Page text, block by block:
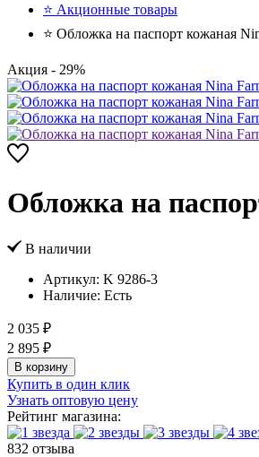
⭐ Акционные товары
⭐ Обложка на паспорт кожаная
Акция - 29%
Обложка на
В наличии
Артикул: K 9286-3
Наличие: Есть
2 035 ₽
2 895 ₽
В корзину
Купить в один клик
Узнать оптовую цену
Рейтинг магазина:
832 отзыва